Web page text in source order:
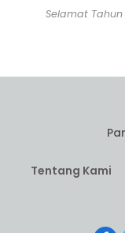
Selamat Tahun
Tentang Kami